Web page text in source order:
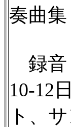
奏曲集
録音
10-12
ト、